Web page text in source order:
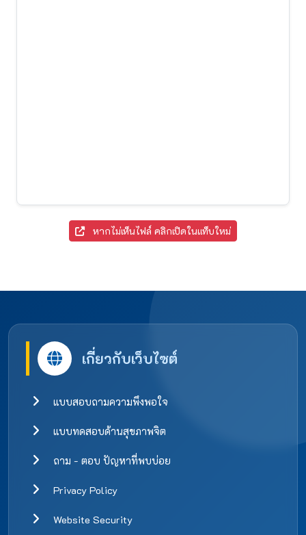
หากไม่เห็นไฟล์ คลิกเปิดในแท็บใหม่
เกี่ยวกับเว็บไซต์
แบบสอบถามความพึงพอใจ
แบบทดสอบด้านสุขภาพจิต
ถาม - ตอบ ปัญหาที่พบบ่อย
Privacy Policy
Website Security